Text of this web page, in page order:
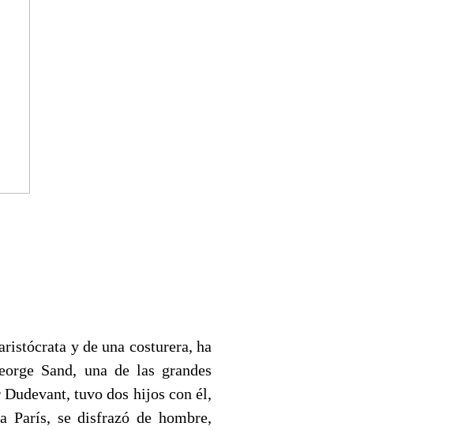
y de una costurera, ha
Sand, una de las grandes
tuvo dos hijos con él,
París, se disfrazó de hombre,